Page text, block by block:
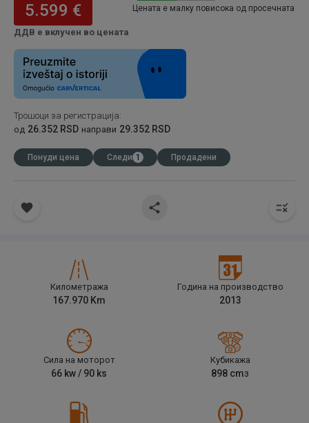
5.599 €
ДДВ е вклучен во цената
Цената е малку повисока од просечната
Трошоци за регистрација:
од 26.352 RSD направи 29.352 RSD
Понуди цена Следи 1 Продадени
Километража
167.970 Km
Година на производство
2013
Сила на моторот
66 kw / 90 ks
Кубикажа
898 cm3